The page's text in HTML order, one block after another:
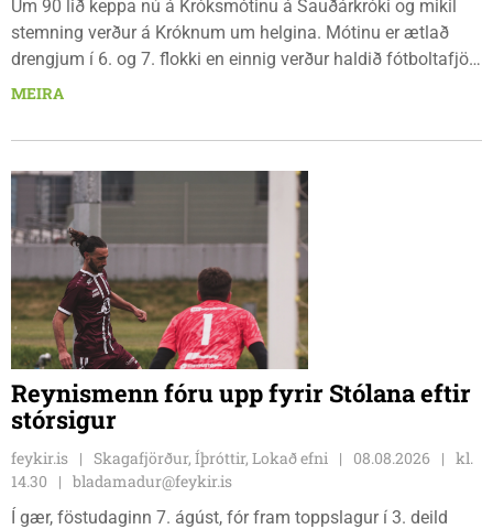
Um 90 lið keppa nú á Króksmótinu á Sauðárkróki og mikil
stemning verður á Króknum um helgina. Mótinu er ætlað
drengjum í 6. og 7. flokki en einnig verður haldið fótboltafjör
fyrir yngri systkini. Mótið hófst í gær, föstudaginn 7. ágúst
MEIRA
Reynismenn fóru upp fyrir Stólana eftir
stórsigur
feykir.is Skagafjörður, Íþróttir, Lokað efni 08.08.2026
kl.
14.30
bladamadur@feykir.is
Í gær, föstudaginn 7. ágúst, fór fram toppslagur í 3. deild